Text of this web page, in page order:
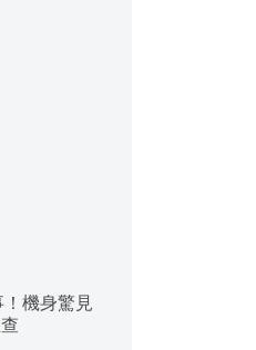
機身驚見